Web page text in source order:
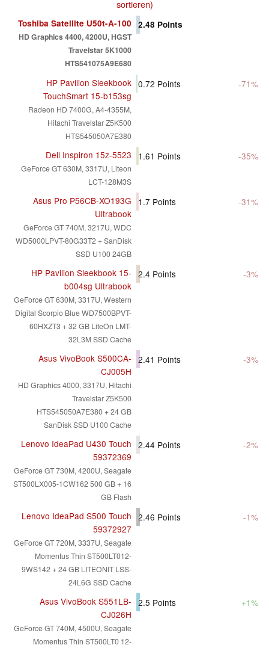
sortieren)
Toshiba Satellite U50t-A-100
HD Graphics 4400, 4200U, HGST
Travelstar 5K1000
HTS541075A9E680
2.48 Points
HP Pavilion Sleekbook
TouchSmart 15-b153sg
Radeon HD 7400G, A4-4355M,
Hitachi Travelstar Z5K500
HTS545050A7E380
0.72 Points -71%
Dell Inspiron 15z-5523
GeForce GT 630M, 3317U, Liteon
LCT-128M3S
1.61 Points -35%
Asus Pro P56CB-XO193G
Ultrabook
GeForce GT 740M, 3217U, WDC
WD5000LPVT-80G33T2 + SanDisk
SSD U100 24GB
1.7 Points -31%
HP Pavilion Sleekbook 15-
b004sg Ultrabook
GeForce GT 630M, 3317U, Western
Digital Scorpio Blue WD7500BPVT-
60HXZT3 + 32 GB LiteOn LMT-
32L3M SSD Cache
2.4 Points -3%
Asus VivoBook S500CA-
CJ005H
HD Graphics 4000, 3317U, Hitachi
Travelstar Z5K500
HTS545050A7E380 + 24 GB
SanDisk SSD U100 Cache
2.41 Points -3%
Lenovo IdeaPad U430 Touch
59372369
GeForce GT 730M, 4200U, Seagate
ST500LX005-1CW162 500 GB + 16
GB Flash
2.44 Points -2%
Lenovo IdeaPad S500 Touch
59372927
GeForce GT 720M, 3337U, Seagate
Momentus Thin ST500LT012-
9WS142 + 24 GB LITEONIT LSS-
24L6G SSD Cache
2.46 Points -1%
Asus VivoBook S551LB-
CJ026H
GeForce GT 740M, 4500U, Seagate
Momentus Thin ST500LT0 12-
2.5 Points +1%